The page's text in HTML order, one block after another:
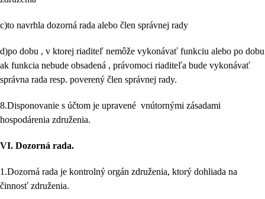
c)to navrhla dozorná rada alebo člen správnej rady
d)po dobu , v ktorej riaditeľ nemôže vykonávať funkciu alebo po dobu
ak funkcia nebude obsadená , právomoci riaditeľa bude vykonávať
správna rada resp. poverený člen správnej rady.
8.Disponovanie s účtom je upravené vnútornými zásadami
hospodárenia združenia.
VI. Dozorná rada.
1.Dozorná rada je kontrolný orgán združenia, ktorý dohliada na
činnosť združenia.